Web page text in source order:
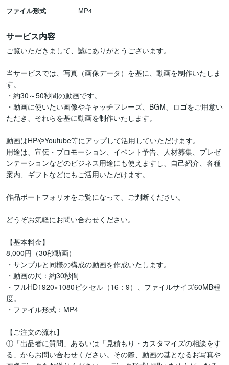
ファイル形式
MP4
サービス内容
ご覧いただきまして、誠にありがとうございます。
当サービスでは、写真（画像データ）を基に、動画を制作いたしま
す。
・約30～50秒間の動画です。
・動画に使いたい画像やキャッチフレーズ、BGM、ロゴをご用意い
ただき、それらを基に動画を制作いたします。
動画はHPやYoutube等にアップして活用していただけます。
用途は、宣伝・プロモーション、イベント予告、人材募集、プレゼ
ンテーションなどのビジネス用途にも使えますし、自己紹介、各種
案内、ギフトなどにもご活用いただけます。
作品ポートフォリオをご覧になって、ご判断ください。
どうぞお気軽にお問い合わせください。
【基本料金】
8,000円（30秒動画）
・サンプルと同様の構成の動画を作成いたします。
・動画の尺：約30秒間
・フルHD1920×1080ピクセル（16：9）、ファイルサイズ60MB程
度。
・ファイル形式：MP4
【ご注文の流れ】
①「出品者に質問」あるいは「見積もり・カスタマイズの相談をす
る」からお問い合わせください。その際、動画の基となるお写真や